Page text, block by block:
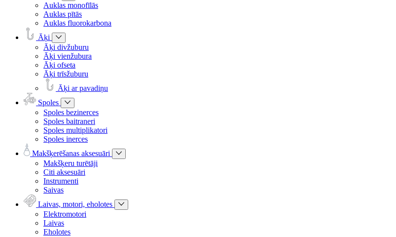
Auklas monofīlās
Auklas pītās
Auklas fluorokarbona
Āķi
Āķi divžuburu
Āķi vienžubura
Āķi ofseta
Āķi trīsžuburu
Āķi ar pavadiņu
Spoles
Spoles bezinerces
Spoles baitraneri
Spoles multiplikatori
Spoles inerces
Makšķerēšanas aksesuāri
Makšķeru turētāji
Citi aksesuāri
Instrumenti
Saivas
Laivas, motori, eholotes
Elektromotori
Laivas
Eholotes